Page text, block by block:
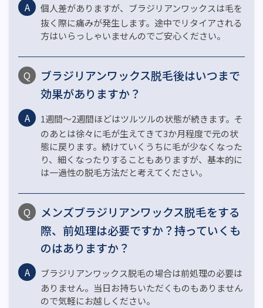
個人差がありますが、ブラジリアンワックスは毛を
抜く際に痛みが発生します。途中でリタイアされる
方はいらっしゃいませんのでご安心ください。
ブラジリアンワックス脱毛後はいつまで
効果がありますか？
1週間～2週間ほどはツルツルの状態が続きます。そ
のあとは徐々に毛が生えてきて3か月程度で元の状
態に戻ります。続けていくうちに毛が少なくなった
り、細くなったりすることもありますが、基本的に
は一過性の脱毛方法だと考えてください。
メンズブラジリアンワックス脱毛をする
際、前処理は必要ですか？持っていくも
のはありますか？
ブラジリアンワックス脱毛の場合は前処理の必要は
ありません。当日お持ちいただくものもありません
ので気軽にお越しください。